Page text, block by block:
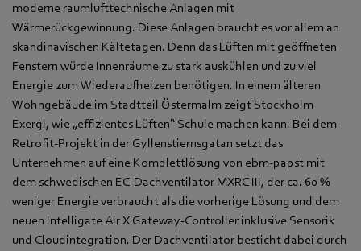
moderne raumlufttechnische Anlagen mit
Wärmerückgewinnung. Diese Anlagen braucht es vor allem an
skandinavischen Kältetagen. Denn das Lüften mit geöffneten
Fenstern würde Innenräume zu stark auskühlen und zu viel
Energie zum Wiederaufheizen benötigen. In einem älteren
Wohngebäude im Stadtteil Östermalm zeigt Stockholm
Exergi, wie „effizientes Lüften“ Schule machen kann. Bei dem
Retrofit-Projekt in der Gyllenstiernsgatan setzt das
Unternehmen auf eine Komplettlösung von ebm‑papst mit
dem schwedischen EC-Dachventilator MXRC III, der ca. 60 %
weniger Energie verbraucht als die vorherige Lösung und dem
neuen Intelligate Air X Gateway-Controller inklusive Sensorik
und Cloudintegration. Der Dachventilator besticht dabei durch